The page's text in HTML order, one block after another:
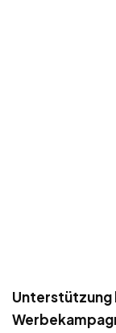
Unterstützung